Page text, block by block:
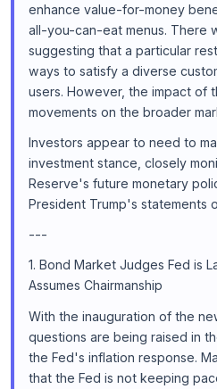
enhance value-for-money
all-you-can-eat menus. There
suggesting that a particular
ways to satisfy a diverse
users. However, the impact of
movements on the broader
Investors appear to need to
investment stance, closely
Reserve's future monetary
President Trump's statements
---
1. Bond Market Judges Fed is
Assumes Chairmanship
With the inauguration of the
questions are being raised in
the Fed's inflation response.
that the Fed is not keeping